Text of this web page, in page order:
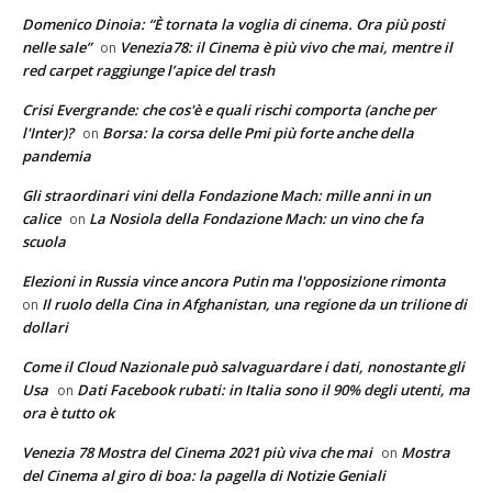
Domenico Dinoia: “È tornata la voglia di cinema. Ora più posti
nelle sale” on Venezia78: il Cinema è più vivo che mai, mentre il
red carpet raggiunge l’apice del trash
Crisi Evergrande: che cos'è e quali rischi comporta (anche per
l'Inter)? on Borsa: la corsa delle Pmi più forte anche della
pandemia
Gli straordinari vini della Fondazione Mach: mille anni in un
calice on La Nosiola della Fondazione Mach: un vino che fa
scuola
Elezioni in Russia vince ancora Putin ma l'opposizione rimonta
on Il ruolo della Cina in Afghanistan, una regione da un trilione di
dollari
Come il Cloud Nazionale può salvaguardare i dati, nonostante gli
Usa on Dati Facebook rubati: in Italia sono il 90% degli utenti, ma
ora è tutto ok
Venezia 78 Mostra del Cinema 2021 più viva che mai on Mostra
del Cinema al giro di boa: la pagella di Notizie Geniali